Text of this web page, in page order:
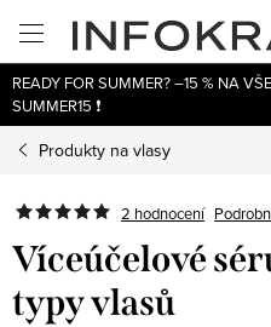
obsah
READY FOR SUMMER? –15 % NA
SUMMER15 ❗
Produkty na vlasy
2 hodnocení
Víceúčelové
typy vlasů